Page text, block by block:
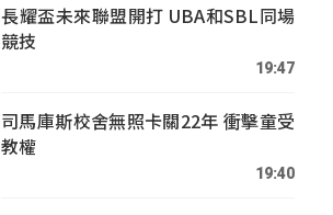
長耀盃未來聯盟開打 UBA和SBL同場
競技
19:47
司馬庫斯校舍無照卡關22年 衝擊童受
教權
19:40